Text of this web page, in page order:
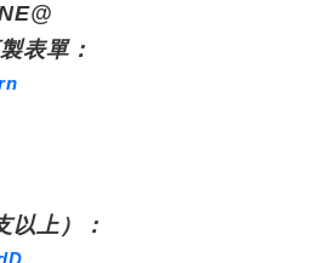
表單：
以上）：